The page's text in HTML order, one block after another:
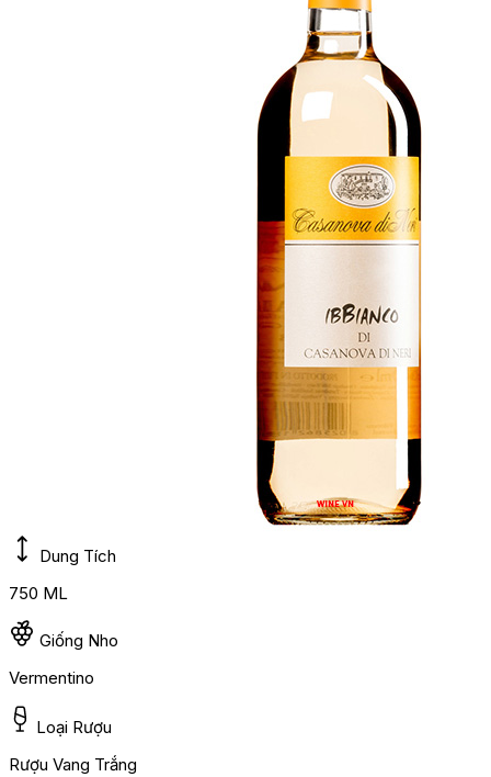
Dung Tích
750 ML
Giống Nho
Vermentino
Loại Rượu
Rượu Vang Trắng